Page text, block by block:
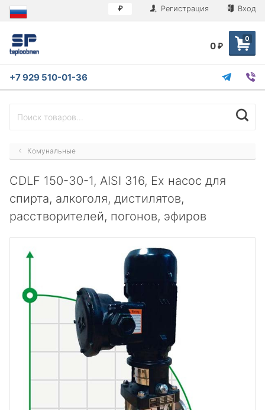
₽ Регистрация Вход
0
0 ₽
+7 929 510-01-36
Комунальные
CDLF 150-30-1, AISI 316, Ex насос для
спирта, алкоголя, дистилятов,
расстворителей, погонов, эфиров